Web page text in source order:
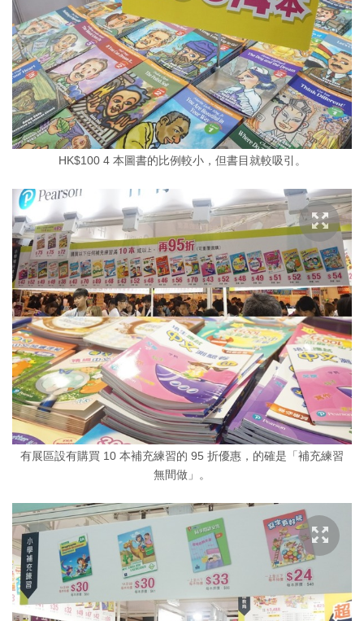
HK$100 4 本圖書的比例較小，但書目就較吸引。
有展區設有購買 10 本補充練習的 95 折優惠，的確是「補充練習
無間做」。